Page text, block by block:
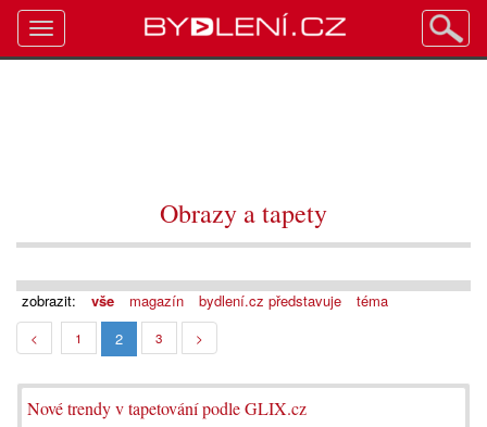
Obrazy a tapety
zobrazit: vše magazín bydlení.cz představuje téma
< 1 2 3 >
Nové trendy v tapetování podle GLIX.cz
Toggle
navigation